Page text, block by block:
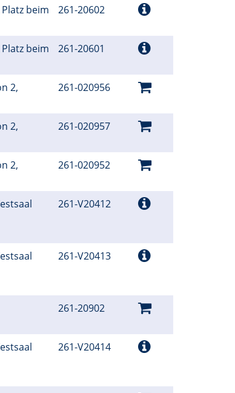
beim
261-20602
beim
261-20601
2,
261-020956
2,
261-020957
2,
261-020952
261-V20412
261-V20413
261-20902
261-V20414